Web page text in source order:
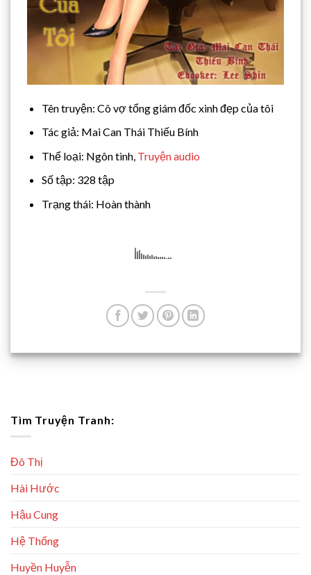
Tên truyện: Cô vợ tổng giám đốc xinh đẹp của tôi
Tác giả: Mai Can Thái Thiếu Bính
Thể loại: Ngôn tình, Truyện audio
Số tập: 328 tập
Trạng thái: Hoàn thành
Tìm Truyện Tranh:
Đô Thị
Hài Hước
Hậu Cung
Hệ Thống
Huyền Huyễn